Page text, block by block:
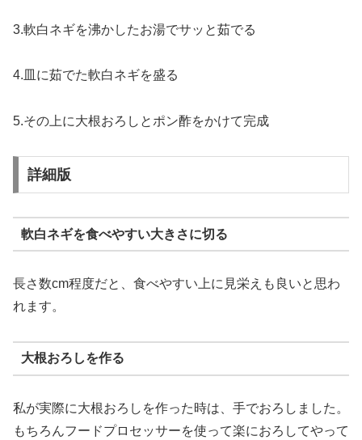
3.軟白ネギを沸かしたお湯でサッと茹でる
4.皿に茹でた軟白ネギを盛る
5.その上に大根おろしとポン酢をかけて完成
詳細版
軟白ネギを食べやすい大きさに切る
長さ数cm程度だと、食べやすい上に見栄えも良いと思わ
れます。
大根おろしを作る
私が実際に大根おろしを作った時は、手でおろしました。
もちろんフードプロセッサーを使って楽におろしてやって